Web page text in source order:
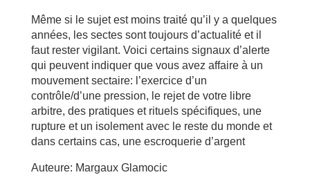
Même si le sujet est moins traité qu’il y a quelques
années, les sectes sont toujours d’actualité et il
faut rester vigilant. Voici certains signaux d’alerte
qui peuvent indiquer que vous avez affaire à un
mouvement sectaire: l’exercice d’un
contrôle/d’une pression, le rejet de votre libre
arbitre, des pratiques et rituels spécifiques, une
rupture et un isolement avec le reste du monde et
dans certains cas, une escroquerie d’argent
Auteure: Margaux Glamocic